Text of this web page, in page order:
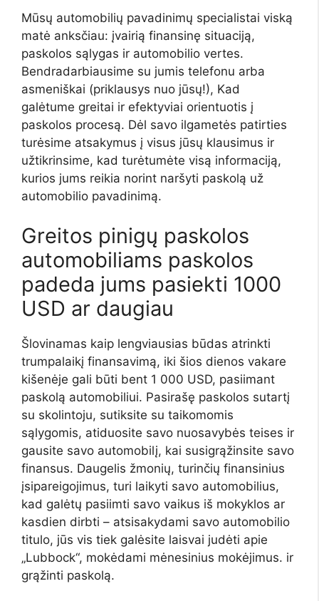
Mūsų automobilių pavadinimų specialistai viską
matė anksčiau: įvairią finansinę situaciją,
paskolos sąlygas ir automobilio vertes.
Bendradarbiausime su jumis telefonu arba
asmeniškai (priklausys nuo jūsų!), Kad
galėtume greitai ir efektyviai orientuotis į
paskolos procesą. Dėl savo ilgametės patirties
turėsime atsakymus į visus jūsų klausimus ir
užtikrinsime, kad turėtumėte visą informaciją,
kurios jums reikia norint naršyti paskolą už
automobilio pavadinimą.
Greitos pinigų paskolos
automobiliams paskolos
padeda jums pasiekti 1000
USD ar daugiau
Šlovinamas kaip lengviausias būdas atrinkti
trumpalaikį finansavimą, iki šios dienos vakare
kišenėje gali būti bent 1 000 USD, pasiimant
paskolą automobiliui. Pasirašę paskolos sutartį
su skolintoju, sutiksite su taikomomis
sąlygomis, atiduosite savo nuosavybės teises ir
gausite savo automobilį, kai susigrąžinsite savo
finansus. Daugelis žmonių, turinčių finansinius
įsipareigojimus, turi laikyti savo automobilius,
kad galėtų pasiimti savo vaikus iš mokyklos ar
kasdien dirbti – atsisakydami savo automobilio
titulo, jūs vis tiek galėsite laisvai judėti apie
„Lubbock“, mokėdami mėnesinius mokėjimus. ir
grąžinti paskolą.